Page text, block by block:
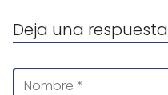
Deja una respuesta